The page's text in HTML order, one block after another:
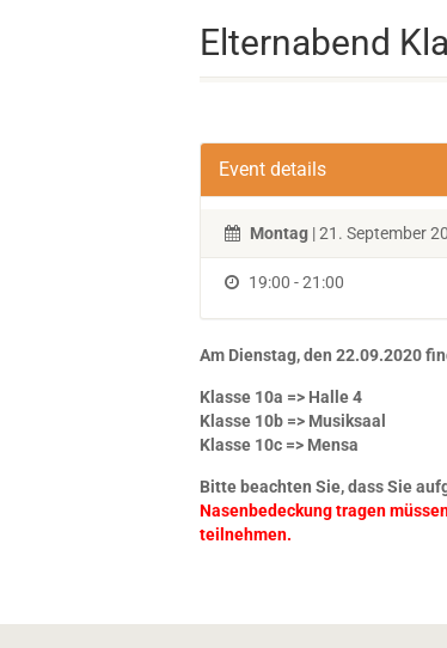
Elternabend
Event details
Montag | 21. September
19:00 - 21:00
Am Dienstag, den 22.09.2020
Klasse 10a => Halle 4
Klasse 10b => Musiksaal
Klasse 10c => Mensa
Bitte beachten Sie, dass Sie
Nasenbedeckung tragen
teilnehmen.